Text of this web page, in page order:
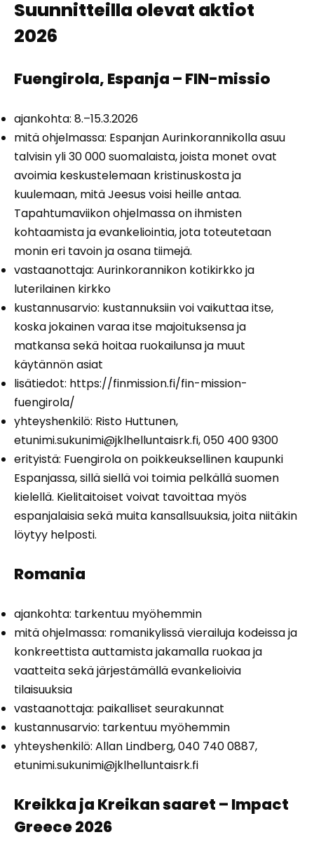
Suunnitteilla olevat aktiot
2026
Fuengirola, Espanja – FIN-missio
ajankohta: 8.–15.3.2026
mitä ohjelmassa: Espanjan Aurinkorannikolla asuu
talvisin yli 30 000 suomalaista, joista monet ovat
avoimia keskustelemaan kristinuskosta ja
kuulemaan, mitä Jeesus voisi heille antaa.
Tapahtumaviikon ohjelmassa on ihmisten
kohtaamista ja evankeliointia, jota toteutetaan
monin eri tavoin ja osana tiimejä.
vastaanottaja: Aurinkorannikon kotikirkko ja
luterilainen kirkko
kustannusarvio: kustannuksiin voi vaikuttaa itse,
koska jokainen varaa itse majoituksensa ja
matkansa sekä hoitaa ruokailunsa ja muut
käytännön asiat
lisätiedot: https://finmission.fi/fin-mission-
fuengirola/
yhteyshenkilö: Risto Huttunen,
etunimi.sukunimi@jklhelluntaisrk.fi, 050 400 9300
erityistä: Fuengirola on poikkeuksellinen kaupunki
Espanjassa, sillä siellä voi toimia pelkällä suomen
kielellä. Kielitaitoiset voivat tavoittaa myös
espanjalaisia sekä muita kansallsuuksia, joita niitäkin
löytyy helposti.
Romania
ajankohta: tarkentuu myöhemmin
mitä ohjelmassa: romanikylissä vierailuja kodeissa ja
konkreettista auttamista jakamalla ruokaa ja
vaatteita sekä järjestämällä evankelioivia
tilaisuuksia
vastaanottaja: paikalliset seurakunnat
kustannusarvio: tarkentuu myöhemmin
yhteyshenkilö: Allan Lindberg, 040 740 0887,
etunimi.sukunimi@jklhelluntaisrk.fi
Kreikka ja Kreikan saaret – Impact
Greece 2026